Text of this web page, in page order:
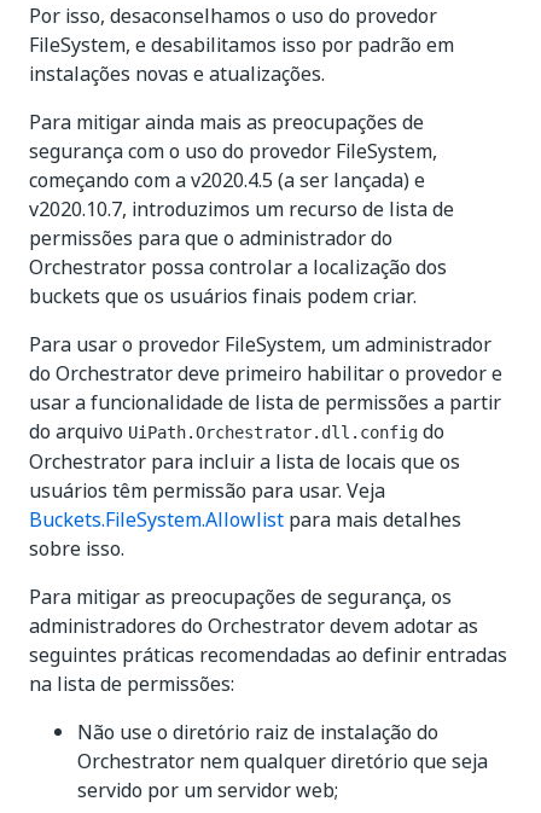
Por isso, desaconselhamos o uso do provedor
FileSystem, e desabilitamos isso por padrão em
instalações novas e atualizações.
Para mitigar ainda mais as preocupações de
segurança com o uso do provedor FileSystem,
começando com a v2020.4.5 (a ser lançada) e
v2020.10.7, introduzimos um recurso de lista de
permissões para que o administrador do
Orchestrator possa controlar a localização dos
buckets que os usuários finais podem criar.
Para usar o provedor FileSystem, um administrador
do Orchestrator deve primeiro habilitar o provedor e
usar a funcionalidade de lista de permissões a partir
do arquivo UiPath.Orchestrator.dll.config do
Orchestrator para incluir a lista de locais que os
usuários têm permissão para usar. Veja
Buckets.FileSystem.Allowlist para mais detalhes
sobre isso.
Para mitigar as preocupações de segurança, os
administradores do Orchestrator devem adotar as
seguintes práticas recomendadas ao definir entradas
na lista de permissões:
Não use o diretório raiz de instalação do
Orchestrator nem qualquer diretório que seja
servido por um servidor web;